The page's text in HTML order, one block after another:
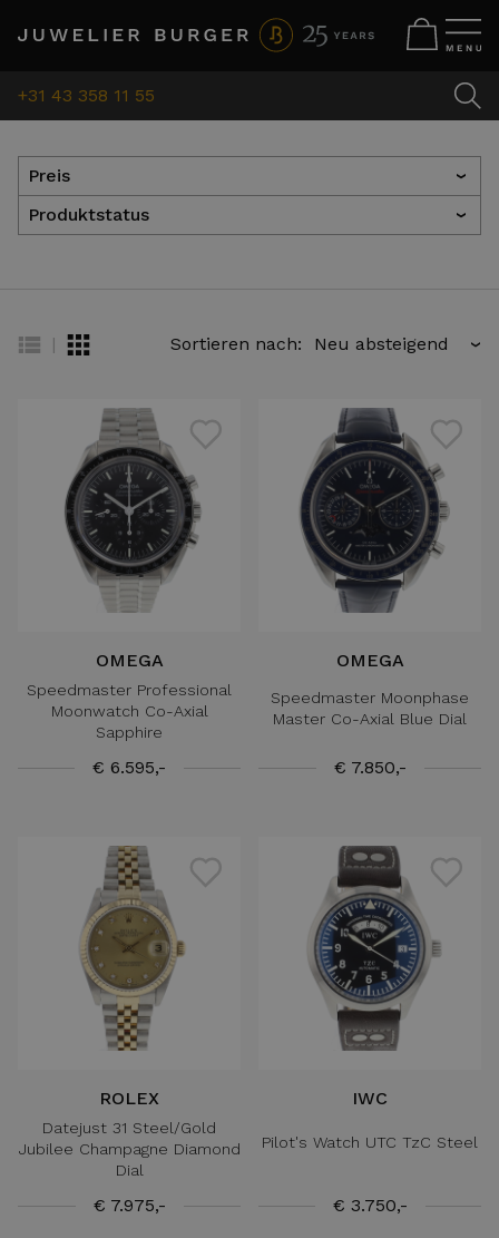
+31 43 358 11 55
Preis ›
Produktstatus ›
| Sortieren nach: ›
OMEGA
Speedmaster Professional
Moonwatch Co-Axial
Sapphire
€ 6.595,-
OMEGA
Speedmaster Moonphase
Master Co-Axial Blue Dial
€ 7.850,-
ROLEX
Datejust 31 Steel/Gold
Jubilee Champagne Diamond
Dial
€ 7.975,-
IWC
Pilot's Watch UTC TzC Steel
€ 3.750,-